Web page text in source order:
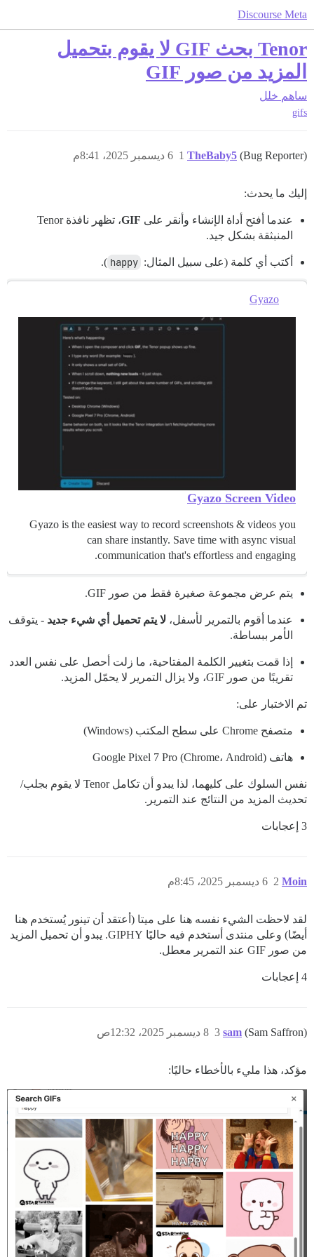
Discourse Meta
Tenor بحث GIF لا يقوم بتحميل
المزيد من صور GIF
ساهم خلل
gifs
TheBaby5 (Bug Reporter) 6 ديسمبر 2025، 8:41م 1
إليك ما يحدث:
عندما أفتح أداة الإنشاء وأنقر على GIF
، تظهر نافذة Tenor
المنبثقة بشكل جيد.
أكتب أي كلمة (على سبيل المثال: happy
).
Gyazo
Gyazo Screen Video
Gyazo is the easiest way to record screenshots & videos you
can share instantly. Save time with async visual
communication that's effortless and engaging.
يتم عرض مجموعة صغيرة فقط من صور GIF.
عندما أقوم بالتمرير لأسفل، لا يتم تحميل أي شيء جديد - يتوقف
الأمر ببساطة.
إذا قمت بتغيير الكلمة المفتاحية، ما زلت أحصل على نفس العدد
تقريبًا من صور GIF، ولا يزال التمرير لا يحمّل المزيد.
تم الاختبار على:
متصفح Chrome على سطح المكتب (Windows)
هاتف Google Pixel 7 Pro (Chrome، Android)
نفس السلوك على كليهما، لذا يبدو أن تكامل Tenor لا يقوم بجلب/
تحديث المزيد من النتائج عند التمرير.
3 إعجابات
Moin 6 ديسمبر 2025، 8:45م 2
لقد لاحظت الشيء نفسه هنا على ميتا (أعتقد أن تينور يُستخدم هنا
أيضًا) وعلى منتدى أستخدم فيه حاليًا GIPHY. يبدو أن تحميل المزيد
من صور GIF عند التمرير معطل.
4 إعجابات
sam (Sam Saffron) 8 ديسمبر 2025، 12:32ص 3
مؤكد، هذا مليء بالأخطاء حاليًا: